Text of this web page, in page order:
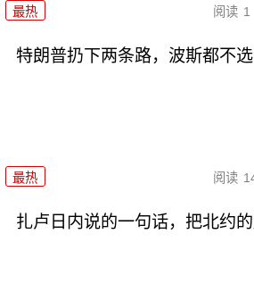
最热 阅读 1
特朗普扔下两条路，波斯都不
最热 阅读
扎卢日内说的一句话，把北约